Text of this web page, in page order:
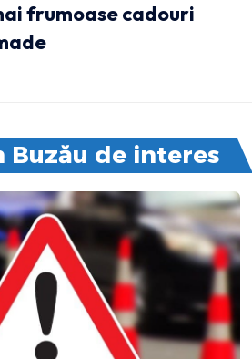
frumoase cadouri
Buzău de interes